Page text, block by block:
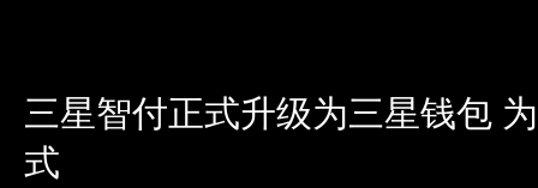
三星智付正式升级为三星钱包
式